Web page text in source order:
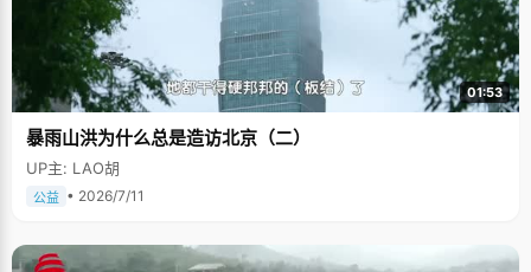
01:53
暴雨山洪为什么总是造访北京（二）
UP主: LAO胡
公益 • 2026/7/11